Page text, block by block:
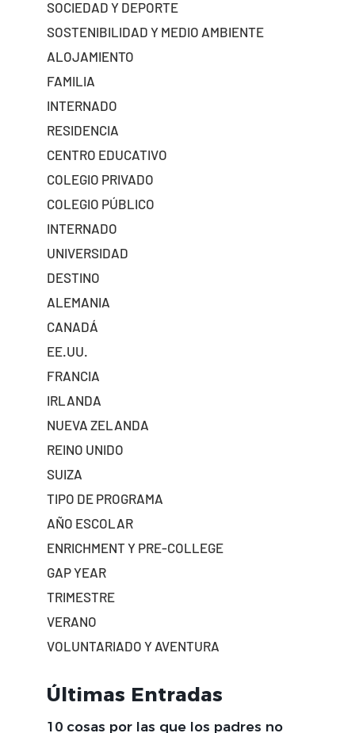
SOCIEDAD Y DEPORTE
SOSTENIBILIDAD Y MEDIO AMBIENTE
ALOJAMIENTO
FAMILIA
INTERNADO
RESIDENCIA
CENTRO EDUCATIVO
COLEGIO PRIVADO
COLEGIO PÚBLICO
INTERNADO
UNIVERSIDAD
DESTINO
ALEMANIA
CANADÁ
EE.UU.
FRANCIA
IRLANDA
NUEVA ZELANDA
REINO UNIDO
SUIZA
TIPO DE PROGRAMA
AÑO ESCOLAR
ENRICHMENT Y PRE-COLLEGE
GAP YEAR
TRIMESTRE
VERANO
VOLUNTARIADO Y AVENTURA
Últimas Entradas
10 cosas por las que los padres no